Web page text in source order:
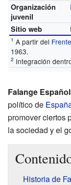
Organización
juvenil
Sitio web
1 A partir del
1963.
2 Integración
Falange
político de
promover ciertos
la sociedad y el
Historia de